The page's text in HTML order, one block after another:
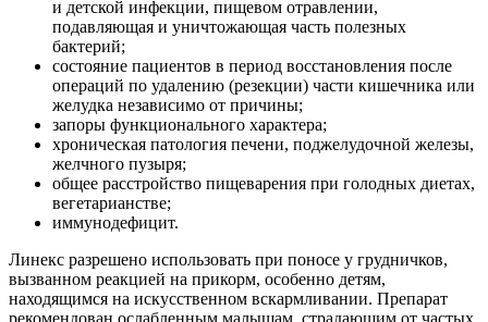
и детской инфекции, пищевом отравлении,
подавляющая и уничтожающая часть полезных
бактерий;
состояние пациентов в период восстановления после
операций по удалению (резекции) части кишечника или
желудка независимо от причины;
запоры функционального характера;
хроническая патология печени, поджелудочной железы,
желчного пузыря;
общее расстройство пищеварения при голодных диетах,
вегетарианстве;
иммунодефицит.
Линекс разрешено использовать при поносе у грудничков,
вызванном реакцией на прикорм, особенно детям,
находящимся на искусственном вскармливании. Препарат
рекомендован ослабленным малышам, страдающим от частых